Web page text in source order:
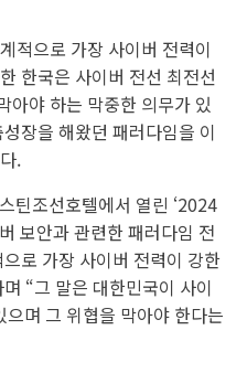
적으로 가장 사이버 전력이
한국은 사이버 전선 최전선
아야 하는 막중한 의무가 있
장을 해왔던 패러다임을 이
.
틴조선호텔에서 열린 ‘2024
보안과 관련한 패러다임 전
로 가장 사이버 전력이 강한
“그 말은 대한민국이 사이
며 그 위협을 막아야 한다는